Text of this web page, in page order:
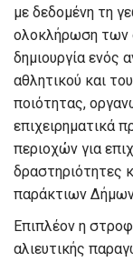
με δεδομένη τη
ολοκλήρωση των
δημιουργία ενός
αθλητικού και
ποιότητας,
επιχειρηματικά
περιοχών για
δραστηριότητες
παράκτιων
Επιπλέον η
αλιευτικής